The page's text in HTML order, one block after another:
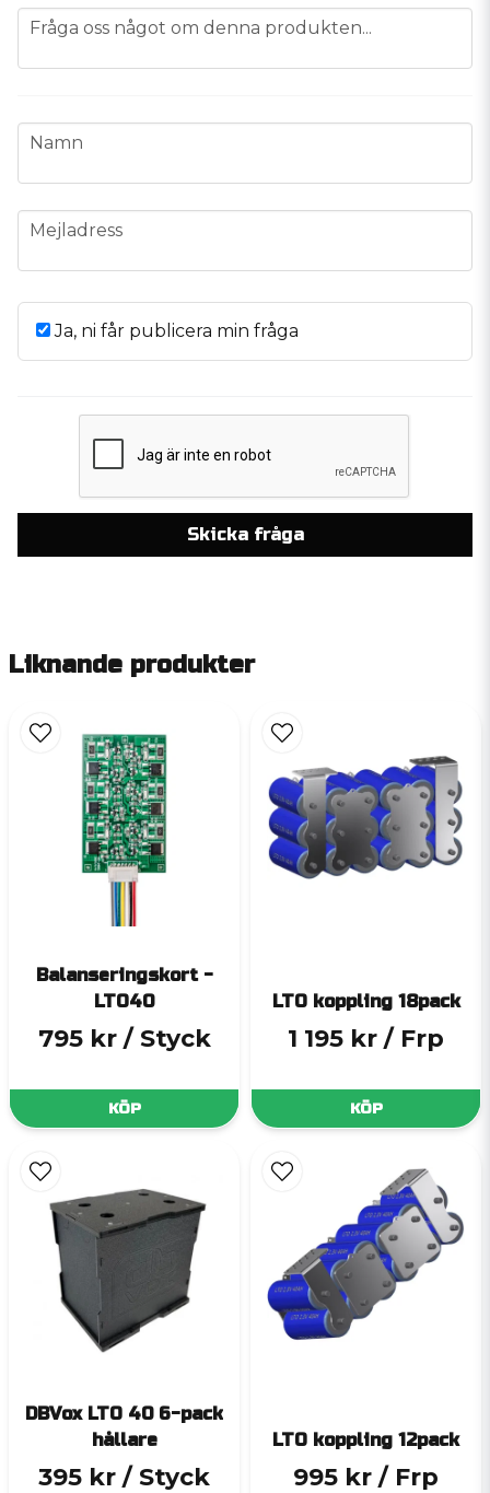
question
Fråga oss något om denna produkten...
name
Namn
email
Mejladress
Ja, ni får publicera min fråga
Skicka fråga
Liknande produkter
Balanseringskort -
LTO40
795 kr / Styck
KÖP
LTO koppling 18pack
1 195 kr / Frp
KÖP
DBVox LTO 40 6-pack
hållare
395 kr / Styck
LTO koppling 12pack
995 kr / Frp